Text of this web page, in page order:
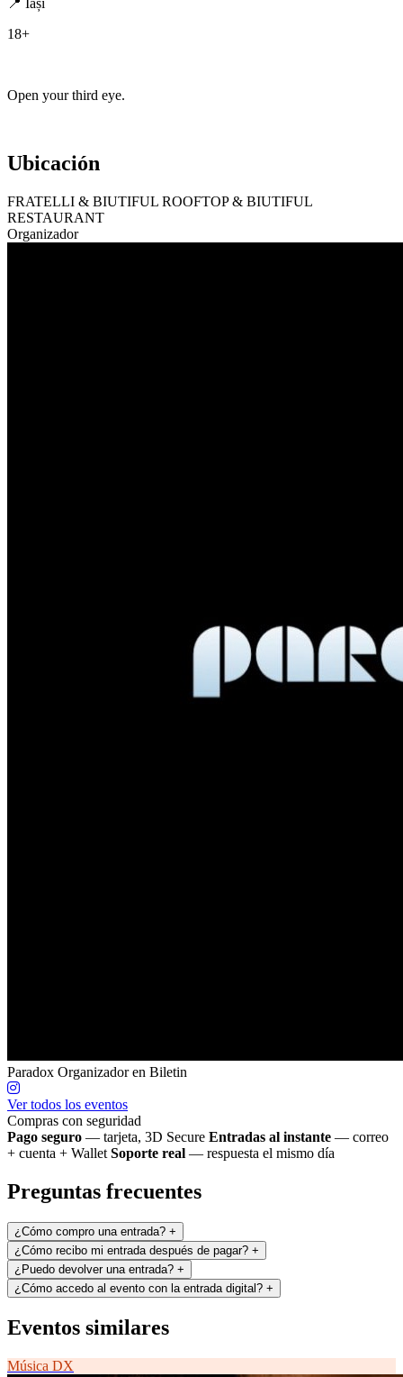
18+
Open your third eye.
Ubicación
FRATELLI & BIUTIFUL ROOFTOP & BIUTIFUL
RESTAURANT
Organizador
Paradox Organizador en Biletin
Ver todos los eventos
Compras con seguridad
Pago seguro — tarjeta, 3D Secure Entradas al instante — correo
+ cuenta + Wallet Soporte real — respuesta el mismo día
Preguntas frecuentes
¿Cómo compro una entrada? +
¿Cómo recibo mi entrada después de pagar? +
¿Puedo devolver una entrada? +
¿Cómo accedo al evento con la entrada digital? +
Eventos similares
Música DX